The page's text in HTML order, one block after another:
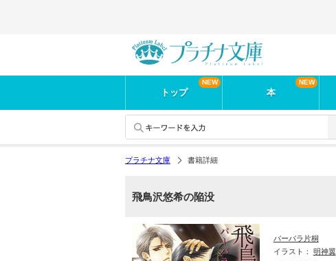
トップ 本
プラチナ文庫 書籍詳細
飛鳥沢悠希の陥没
バーバラ片桐
イラスト： 明神翼